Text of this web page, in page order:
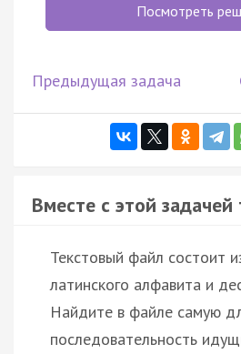
Посмотреть
Предыдущая задача
Вместе с этой
Текстовый файл состоит
латинского алфавита и
Найдите в файле самую
последовательность